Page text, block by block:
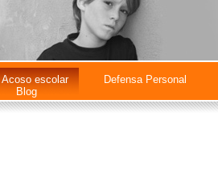
Acoso escolar
Defensa Personal
Blog